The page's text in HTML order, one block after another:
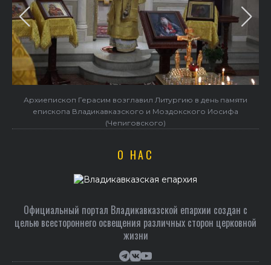
Архиепископ Герасим возглавил Литургию в день памяти
епископа Владикавказского и Моздокского Иосифа
(Чепиговского)
О НАС
Официальный портал Владикавказской епархии создан c
целью всестороннего освещения различных сторон церковной
жизни